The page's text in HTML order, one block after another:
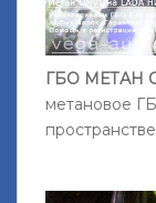
ГБО МЕТАН
метановое
пространстве